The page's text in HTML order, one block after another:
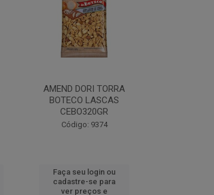
AMEND DORI TORRA
BOTECO LASCAS
CEBO320GR
Código: 9374
Faça seu login ou
cadastre-se para
ver preços e